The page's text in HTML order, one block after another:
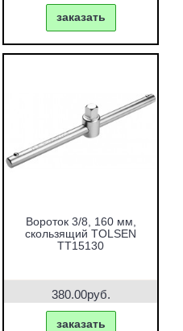
заказать
Вороток 3/8, 160 мм,
скользящий TOLSEN
TT15130
380.00руб.
заказать